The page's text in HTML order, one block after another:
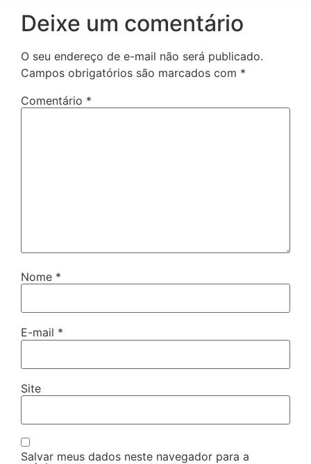
Deixe um comentário
O seu endereço de e-mail não será publicado.
Campos obrigatórios são marcados com *
Comentário *
Nome *
E-mail *
Site
Salvar meus dados neste navegador para a